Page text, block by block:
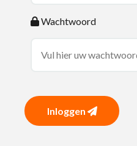
Wachtwoord
Inloggen